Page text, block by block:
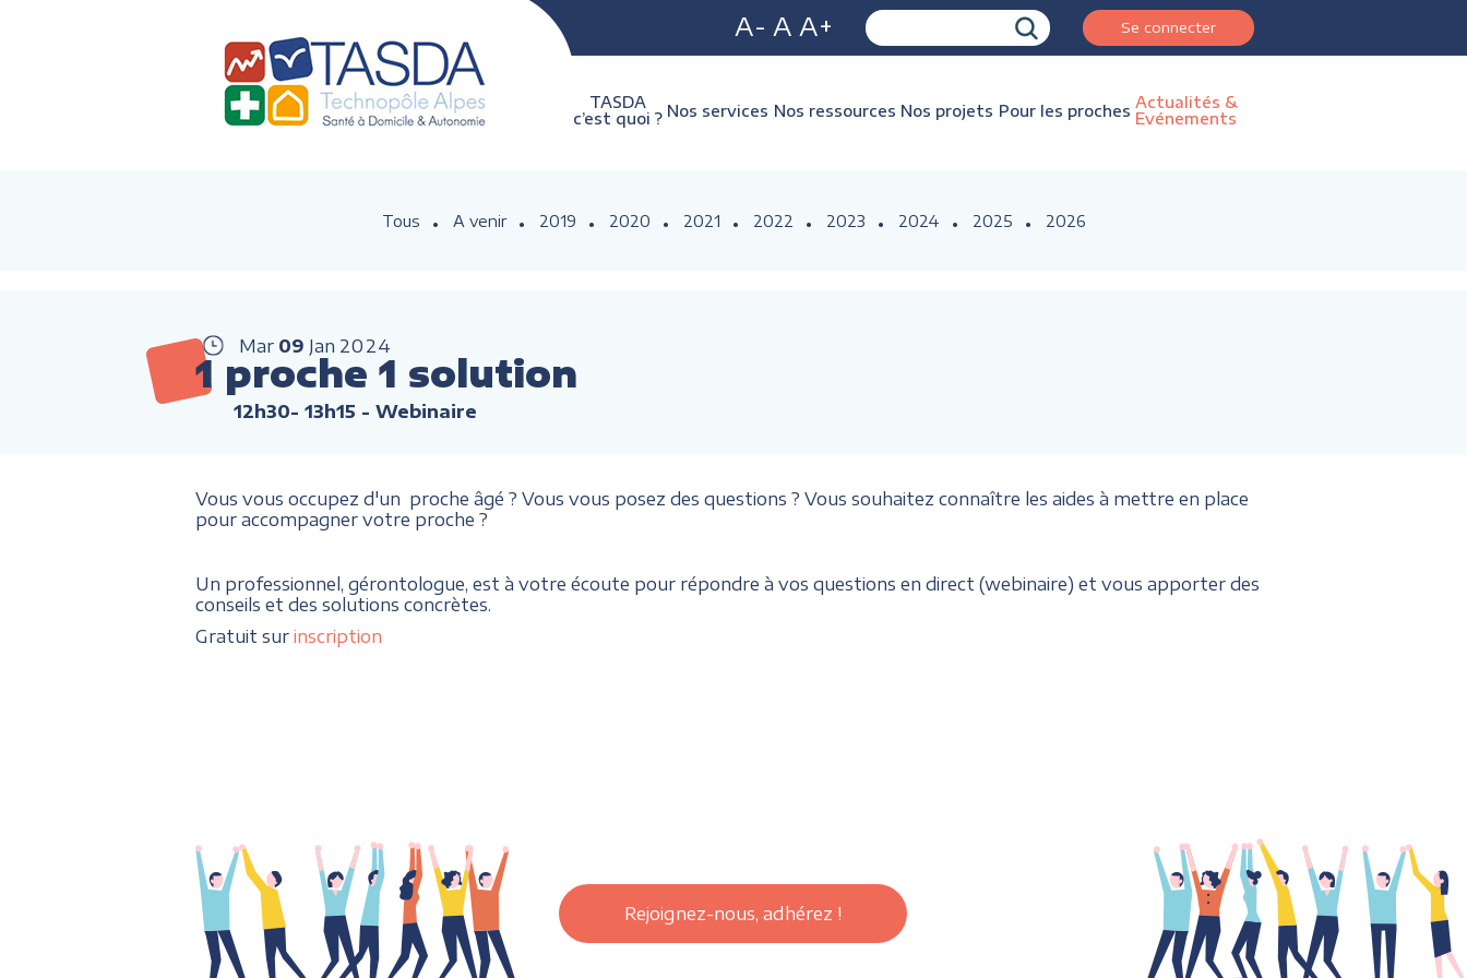
A- A A+ Se connecter
TASDA
c’est quoi ? Nos services Nos ressources Nos projets Pour les proches Actualités &
Evénements
Tous A venir 2019 2020 2021 2022 2023 2024 2025 2026
Mar 09 Jan 2024
1 proche 1 solution
12h30- 13h15 - Webinaire
Vous vous occupez d'un proche âgé ? Vous vous posez des questions ? Vous souhaitez connaître les aides à mettre en place
pour accompagner votre proche ?
Un professionnel, gérontologue, est à votre écoute pour répondre à vos questions en direct (webinaire) et vous apporter des
conseils et des solutions concrètes.
Gratuit sur inscription
Rejoignez-nous, adhérez !